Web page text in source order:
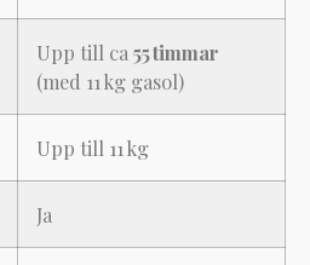
Upp till ca 55 timmar
(med 11 kg gasol)
Upp till 11 kg
Ja